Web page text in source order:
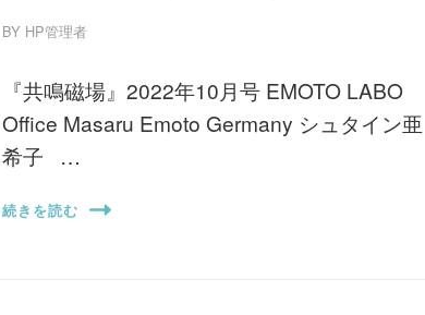
BY HP管理者
『共鳴磁場』2022年10月号 EMOTO LABO
Office Masaru Emoto Germany シュタイン亜
希子 …
続きを読む